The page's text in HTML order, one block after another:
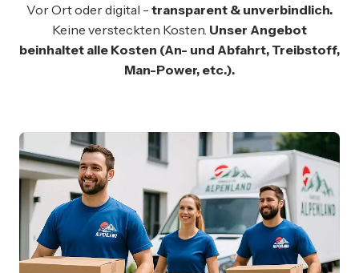
Vor Ort oder digital - transparent & unverbindlich.
Keine versteckten Kosten. Unser Angebot
beinhaltet alle Kosten (An- und Abfahrt, Treibstoff,
Man-Power, etc.).